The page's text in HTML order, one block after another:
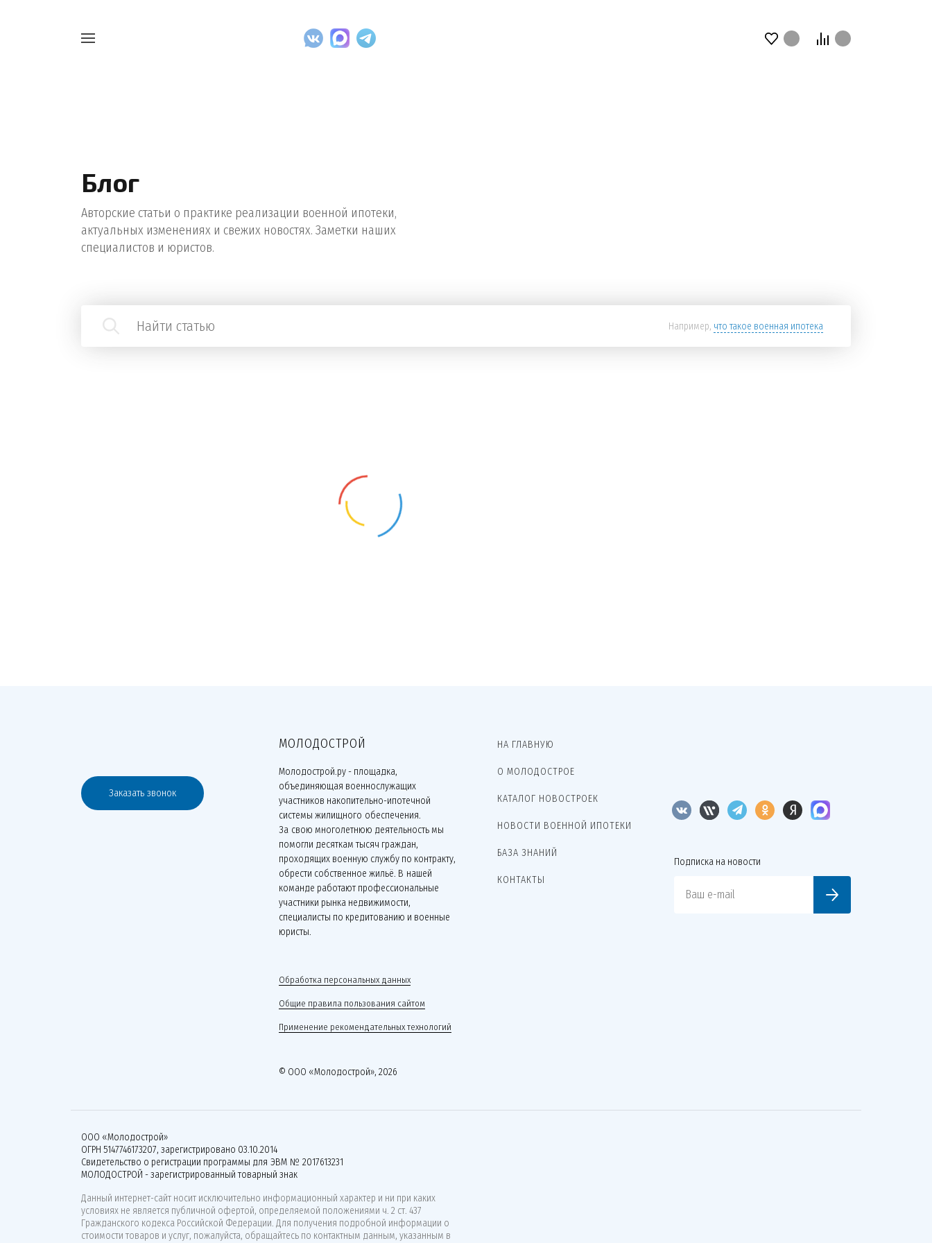
Блог
Авторские статьи о практике реализации военной ипотеки,
актуальных изменениях и свежих новостях. Заметки наших
специалистов и юристов.
Например, что такое военная ипотека
Заказать звонок
МОЛОДОСТРОЙ
Молодострой.ру - площадка,
объединяющая военнослужащих
участников накопительно-ипотечной
системы жилищного обеспечения.
За свою многолетнюю деятельность мы
помогли десяткам тысяч граждан,
проходящих военную службу по контракту,
обрести собственное жильё. В нашей
команде работают профессиональные
участники рынка недвижимости,
специалисты по кредитованию и военные
юристы.
Обработка персональных данных
Общие правила пользования сайтом
Применение рекомендательных технологий
© ООО «Молодострой», 2026
НА ГЛАВНУЮ
О МОЛОДОСТРОЕ
КАТАЛОГ НОВОСТРОЕК
НОВОСТИ ВОЕННОЙ ИПОТЕКИ
БАЗА ЗНАНИЙ
КОНТАКТЫ
Подписка на новости
Ваш e-mail
ООО «Молодострой»
ОГРН 5147746173207, зарегистрировано 03.10.2014
Свидетельство о регистрации программы для ЭВМ № 2017613231
МОЛОДОСТРОЙ - зарегистрированный товарный знак
Данный интернет-сайт носит исключительно информационный характер и ни при каких
условиях не является публичной офертой, определяемой положениями ч. 2 ст. 437
Гражданского кодекса Российской Федерации. Для получения подробной информации о
стоимости товаров и услуг, пожалуйста, обращайтесь по контактным данным, указанным в